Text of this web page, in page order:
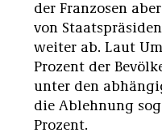
der Franzosen
von
weiter ab. Laut
Prozent der
unter den
die Ablehnung
Prozent.